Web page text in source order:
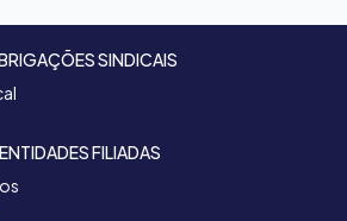
SINDICAIS
ENTIDADES FILIADAS